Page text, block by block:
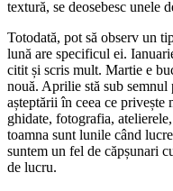
textură, se deosebesc unele
Totodată, pot să observ un
lună are specificul ei.
citit și scris mult. Martie e
nouă. Aprilie stă sub
așteptării în ceea ce privește
ghidate, fotografia,
toamna sunt lunile când
suntem un fel de căpșunari
de lucru.